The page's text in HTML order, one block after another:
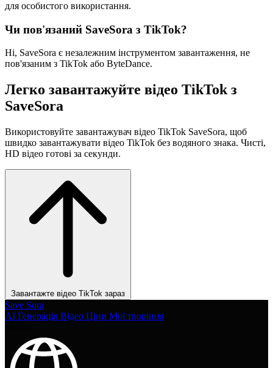
для особистого використання.
Чи пов'язаний SaveSora з TikTok?
Ні, SaveSora є незалежним інструментом завантаження, не
пов'язаним з TikTok або ByteDance.
Легко завантажуйте відео TikTok з
SaveSora
Використовуйте завантажувач відео TikTok SaveSora, щоб
швидко завантажувати відео TikTok без водяного знака. Чисті,
HD відео готові за секунди.
Завантажте відео TikTok зараз
Save Sora
AI Генерація Відео Ціни Мої творіння